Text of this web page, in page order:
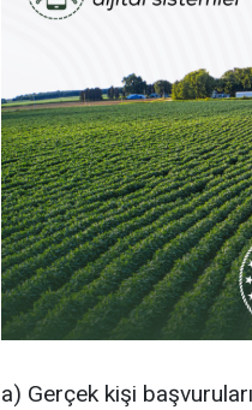
a) Gerçek kişi